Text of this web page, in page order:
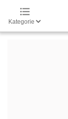
Kategorie